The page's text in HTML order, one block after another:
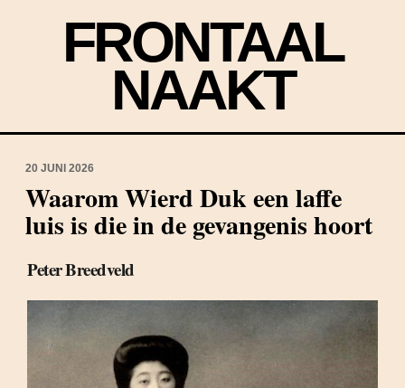
FRONTAAL
NAAKT
20 JUNI 2026
Waarom Wierd Duk een laffe
luis is die in de gevangenis hoort
Peter Breedveld